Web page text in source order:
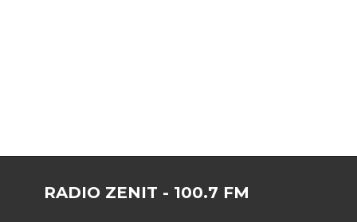
RADIO ZENIT - 100.7 FM